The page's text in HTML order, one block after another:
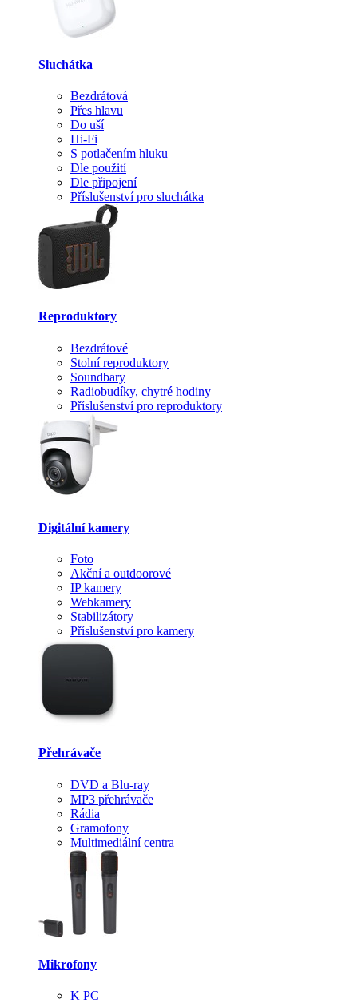
Sluchátka
Bezdrátová
Přes hlavu
Do uší
Hi-Fi
S potlačením hluku
Dle použití
Dle připojení
Příslušenství pro sluchátka
Reproduktory
Bezdrátové
Stolní reproduktory
Soundbary
Radiobudíky, chytré hodiny
Příslušenství pro reproduktory
Digitální kamery
Foto
Akční a outdoorové
IP kamery
Webkamery
Stabilizátory
Příslušenství pro kamery
Přehrávače
DVD a Blu-ray
MP3 přehrávače
Rádia
Gramofony
Multimediální centra
Mikrofony
K PC